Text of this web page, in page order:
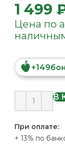
1 499
Цена по
+149
В
При оплате:
+ 13% по